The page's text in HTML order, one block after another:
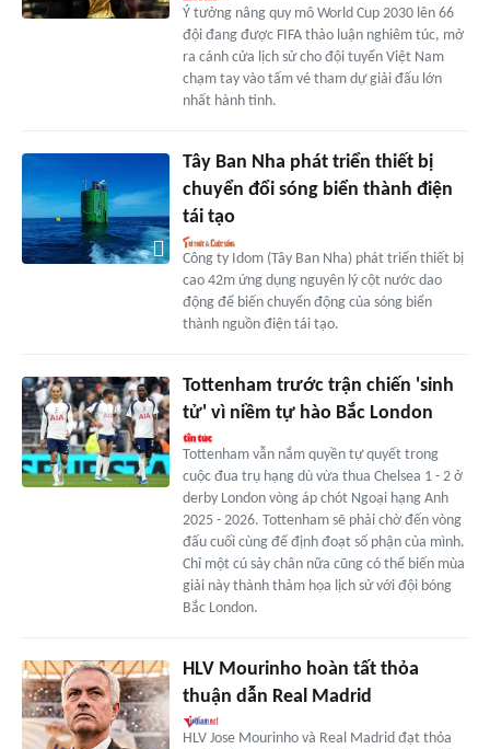
Ý tưởng nâng quy mô World Cup 2030 lên 66
đội đang được FIFA thảo luận nghiêm túc, mở
ra cánh cửa lịch sử cho đội tuyển Việt Nam
chạm tay vào tấm vé tham dự giải đấu lớn
nhất hành tinh.
Tây Ban Nha phát triển thiết bị
chuyển đổi sóng biển thành điện
tái tạo
Công ty Idom (Tây Ban Nha) phát triển thiết bị
cao 42m ứng dụng nguyên lý cột nước dao
động để biến chuyển động của sóng biển
thành nguồn điện tái tạo.
Tottenham trước trận chiến 'sinh
tử' vì niềm tự hào Bắc London
Tottenham vẫn nắm quyền tự quyết trong
cuộc đua trụ hạng dù vừa thua Chelsea 1 - 2 ở
derby London vòng áp chót Ngoại hạng Anh
2025 - 2026. Tottenham sẽ phải chờ đến vòng
đấu cuối cùng để định đoạt số phận của mình.
Chỉ một cú sảy chân nữa cũng có thể biến mùa
giải này thành thảm họa lịch sử với đội bóng
Bắc London.
HLV Mourinho hoàn tất thỏa
thuận dẫn Real Madrid
HLV Jose Mourinho và Real Madrid đạt thỏa